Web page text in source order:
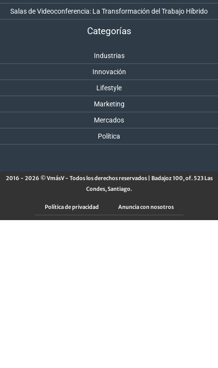
Salas de Videoconferencia: La Transformación del Trabajo Híbrido
Categorías
Industrias
Innovación
Lifestyle
Marketing
Mercados
Política
2016 - 2026 © VmásV - Todos los derechos reservados | Badajoz 100, of. 523 Las
Condes, Santiago.
Política de privacidad Anuncia con nosotros